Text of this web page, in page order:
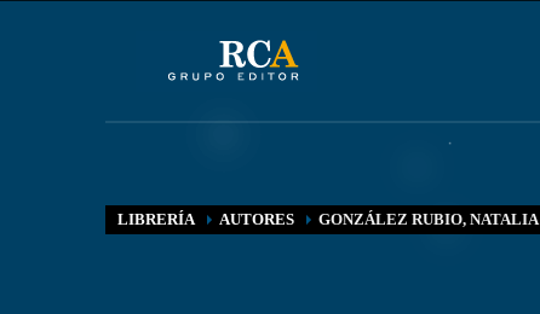
LIBRERÍA AUTORES GONZÁLEZ RUBIO, NATALIA